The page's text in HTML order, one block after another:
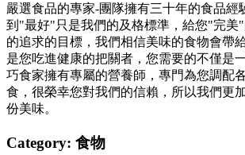
嚴選食品的專家-團隊擁有三十年的食品經
到"最好"只是我們的及格標準，給您"完美
的追求的目標，我們相信美味的食物會帶
是您吃進健康的把關者，您需要的不僅是
巧食家擁有專屬的營養師，專門為您調配
食，很榮幸您對我們的信賴，所以我們更
份美味。
Category: 食物